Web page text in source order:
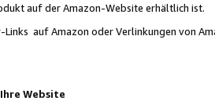
auf der Amazon-Website erhältlich ist.
auf Amazon oder Verlinkungen von
Website